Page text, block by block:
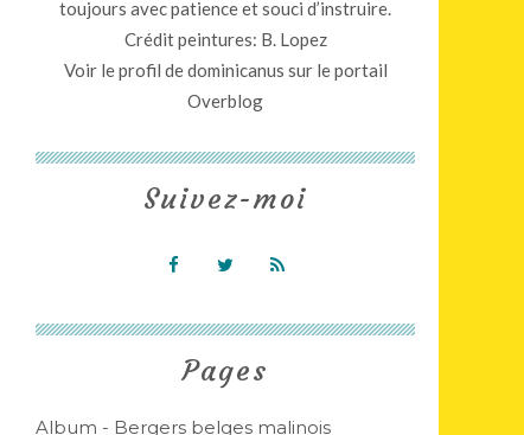
Pages
Album - Bergers belges malinois
toujours avec patience et souci d’instruire.
Crédit peintures: B. Lopez
Voir le profil dedominicanus sur le portail
Overblog
Suivez-moi